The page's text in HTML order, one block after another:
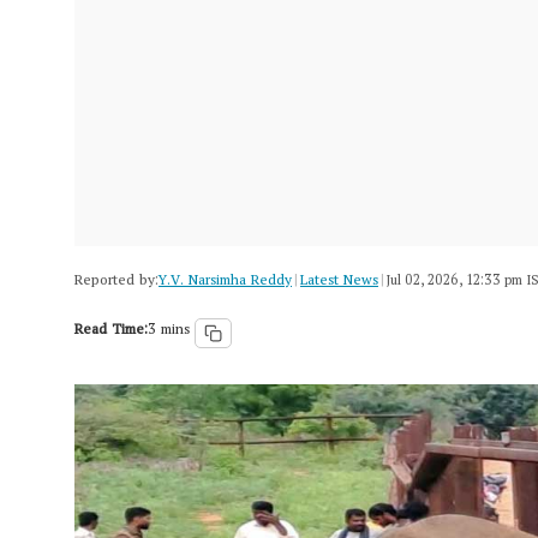
Reported by:Y.V. Narsimha Reddy|Latest News|Jul 02, 2026, 12:33 pm
Read Time:3 mins